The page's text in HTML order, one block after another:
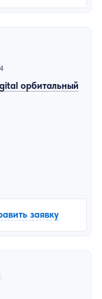
орбитальный
заявку